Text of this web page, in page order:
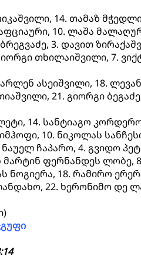
14. თამაზ
10. ლაშა
3. დავით
თხილაიშვილი, 7.
ასეიშვილი, 18.
21. გიორგი
14. სანტიაგო
10. ნიკოლას
ნაუელ ჩაპარო, 4. გვიდო
მარტინ ფერნანდეს
ნოგიერა, 18. რამირო
22. ხერონიმო დე